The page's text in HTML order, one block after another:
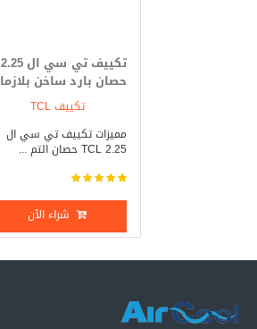
تكييف تي سي ال 2.25
حصان بارد ساخن بلازما
ديجيتالتكييف TCL
مميزات تكييف تي سي ال
TCL 2.25 حصان التم ...
شراء الآن